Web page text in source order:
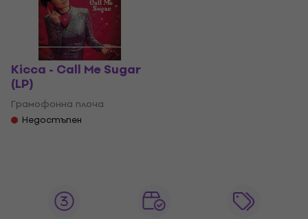
Kicca - Call Me Sugar
(LP)
Грамофонна плоча
Недостъпен